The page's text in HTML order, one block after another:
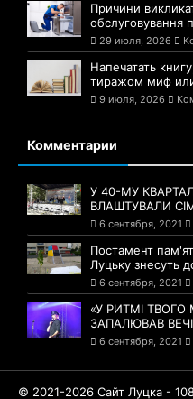
Причини
обслуговування
29 июля, 2026
Напечатать
тиражом миф
9 июля, 2026
Комментарии
У 40-МУ
ВЛАШТУВАЛИ
6 сентября, 2021
Постамент
Луцьку знесуть
6 сентября, 2021
«У РИТМІ ТВОГО
ЗАПАЛЮВАВ
6 сентября, 2021
© 2021-2026 Сайт Луцка -